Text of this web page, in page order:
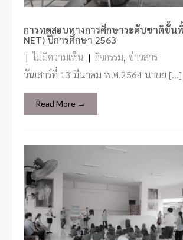
การทดสอบทางการศึกษาระดับชาติขั้น
NET) ปีการศึกษา 2563
| ไม่มีความเห็น | กิจกรรม, ข่าวสาร
วันเสาร์ที่ 13 มีนาคม พ.ศ.2564 นายย […]
Read More →